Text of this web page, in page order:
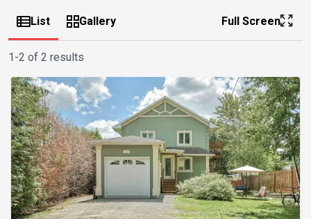
List Gallery Full Screen
1-2 of 2 results